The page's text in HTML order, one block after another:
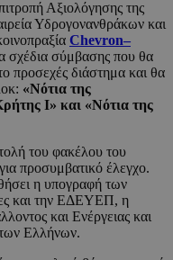
Αξιολόγησης της
Υδρογονανθράκων και
Chevron–
σχέδια σύμβασης που θα
προσεχές διάστημα και θα
«Νότια της
I» και «Νότια της
του φακέλου του
προσυμβατικό έλεγχο.
η υπογραφή των
και την ΕΔΕΥΕΠ, η
και Ενέργειας και
Ελλήνων.